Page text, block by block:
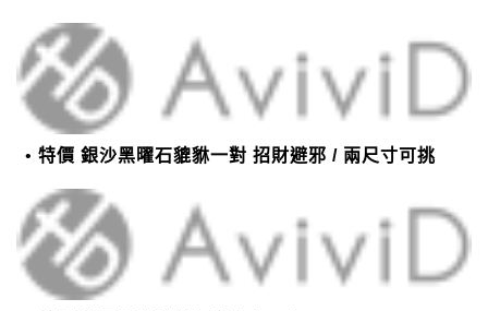
特價 銀沙黑曜石貔貅一對 招財避邪 / 兩尺寸可挑